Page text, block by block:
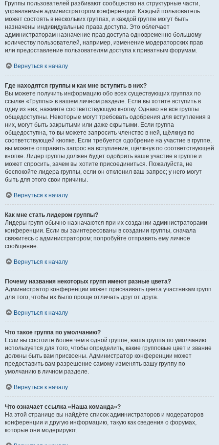
Группы пользователей разбивают сообщество на структурные части,
управляемые администратором конференции. Каждый пользователь
может состоять в нескольких группах, и каждой группе могут быть
назначены индивидуальные права доступа. Это облегчает
администраторам назначение прав доступа одновременно большому
количеству пользователей, например, изменение модераторских прав
или предоставление пользователям доступа к приватным форумам.
Вернуться к началу
Где находятся группы и как мне вступить в них?
Вы можете получить информацию обо всех существующих группах по
ссылке «Группы» в вашем личном разделе. Если вы хотите вступить в
одну из них, нажмите соответствующую кнопку. Однако не все группы
общедоступны. Некоторые могут требовать одобрения для вступления в
них, могут быть закрытыми или даже скрытыми. Если группа
общедоступна, то вы можете запросить членство в ней, щёлкнув по
соответствующей кнопке. Если требуется одобрение на участие в группе,
вы можете отправить запрос на вступление, щёлкнув по соответствующей
кнопке. Лидер группы должен будет одобрить ваше участие в группе и
может спросить, зачем вы хотите присоединиться. Пожалуйста, не
беспокойте лидера группы, если он отклонил ваш запрос; у него могут
быть для этого свои причины.
Вернуться к началу
Как мне стать лидером группы?
Лидеры групп обычно назначаются при их создании администраторами
конференции. Если вы заинтересованы в создании группы, сначала
свяжитесь с администратором; попробуйте отправить ему личное
сообщение.
Вернуться к началу
Почему названия некоторых групп имеют разные цвета?
Администратор конференции может присваивать цвета участникам групп
для того, чтобы их было проще отличать друг от друга.
Вернуться к началу
Что такое группа по умолчанию?
Если вы состоите более чем в одной группе, ваша группа по умолчанию
используется для того, чтобы определить, какие групповые цвет и звание
должны быть вам присвоены. Администратор конференции может
предоставить вам разрешение самому изменять вашу группу по
умолчанию в личном разделе.
Вернуться к началу
Что означает ссылка «Наша команда»?
На этой странице вы найдёте список администраторов и модераторов
конференции и другую информацию, такую как сведения о форумах,
которые они модерируют.